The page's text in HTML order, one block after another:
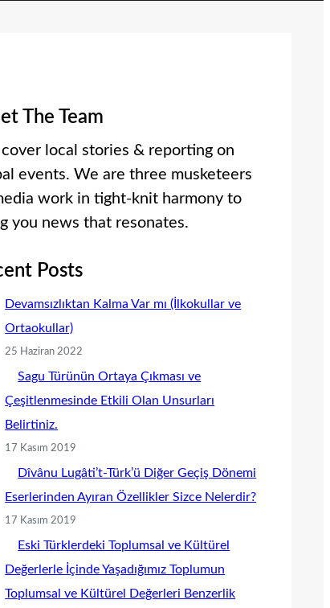
The Team
local stories & reporting on
events. We are three musketeers
work in tight-knit harmony to
you news that resonates.
Posts
Devamsızlıktan Kalma Var mı (İlkokullar ve
Ortaokullar)
25 Haziran 2022
Sagu Türünün Ortaya Çıkması ve
Çeşitlenmesinde Etkili Olan Unsurları
Belirtiniz.
17 Kasım 2019
Dîvânu Lugâti’t-Türk’ü Diğer Geçiş Dönemi
Eserlerinden Ayıran Özellikler Sizce Nelerdir?
17 Kasım 2019
Eski Türklerdeki Toplumsal ve Kültürel
Değerlerle İçinde Yaşadığımız Toplumun
Toplumsal ve Kültürel Değerleri Benzerlik